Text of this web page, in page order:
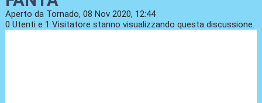
Aperto da Tornado, 08 Nov 2020, 12:44
0 Utenti e 1 Visitatore stanno visualizzando questa discussione.